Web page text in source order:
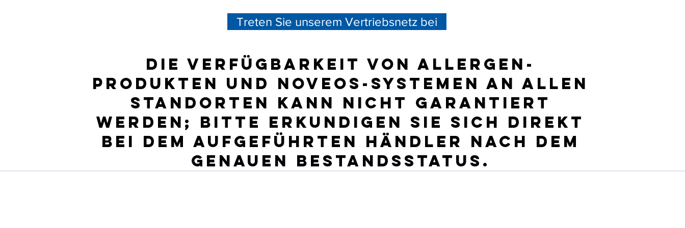
Treten Sie unserem Vertriebsnetz bei
Die Verfügbarkeit von Allergen-
Produkten und NOVEOS-Systemen an allen
Standorten kann nicht garantiert
werden; Bitte erkundigen Sie sich direkt
bei dem aufgeführten Händler nach dem
genauen Bestandsstatus.